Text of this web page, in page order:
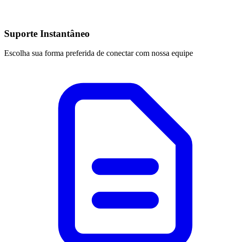
Suporte Instantâneo
Escolha sua forma preferida de conectar com nossa equipe